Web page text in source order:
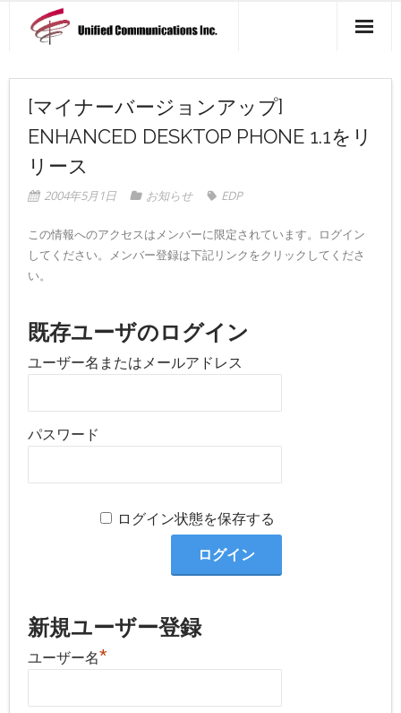
アクセス マップ
会社概要
ニュース一覧
お問い合わせ
[マイナーバージョンアップ]
ENHANCED DESKTOP PHONE 1.1をリ
リース
2004年5月1日 お知らせ EDP
この情報へのアクセスはメンバーに限定されています。ログイン
してください。メンバー登録は下記リンクをクリックしてくださ
い。
既存ユーザのログイン
ユーザー名またはメールアドレス
パスワード
ログイン状態を保存する
新規ユーザー登録
ユーザー名*